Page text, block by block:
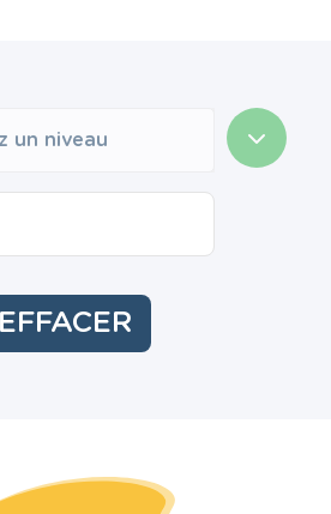
un niveau
EFFACER